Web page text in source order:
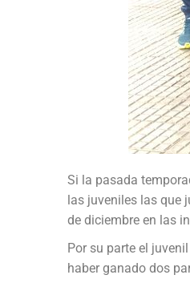
Si la pasada
las juveniles las que
de diciembre en las
Por su parte el
haber ganado dos